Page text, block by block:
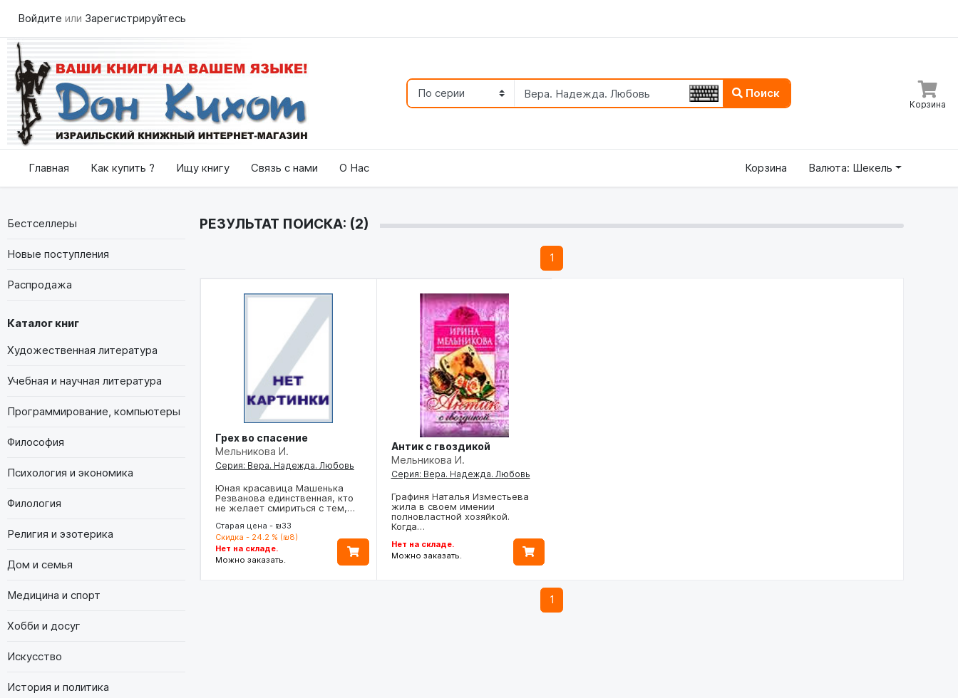
Войдите или Зарегистрируйтесь
Поиск
Корзина
Главная Как купить ? Ищу книгу Связь с нами О Нас Корзина Валюта: Шекель
Бестселлеры
Новые поступления
Распродажа
Каталог книг
Художественная литература
Учебная и научная литература
Программирование, компьютеры
Философия
Психология и экономика
Филология
Религия и эзотерика
Дом и семья
Медицина и спорт
Хобби и досуг
Искусство
История и политика
РЕЗУЛЬТАТ ПОИСКА: (2)
1
Грех во спасение
Мельникова И.
Серия: Вера. Надежда. Любовь
Юная красавица Машенька
Резванова единственная, кто
не желает смириться с тем,…
Старая цена - ₪33
Скидка - 24.2 % (₪8)
Нет на складе.
Можно заказать.
Антик с гвоздикой
Мельникова И.
Серия: Вера. Надежда. Любовь
Графиня Наталья Изместьева
жила в своем имении
полновластной хозяйкой.
Когда…
Нет на складе.
Можно заказать.
1